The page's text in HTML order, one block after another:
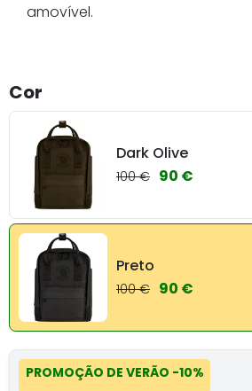
amovível.
Cor
Dark Olive
100 € 90 €
Preto
100 € 90 €
PROMOÇÃO DE VERÃO -10%